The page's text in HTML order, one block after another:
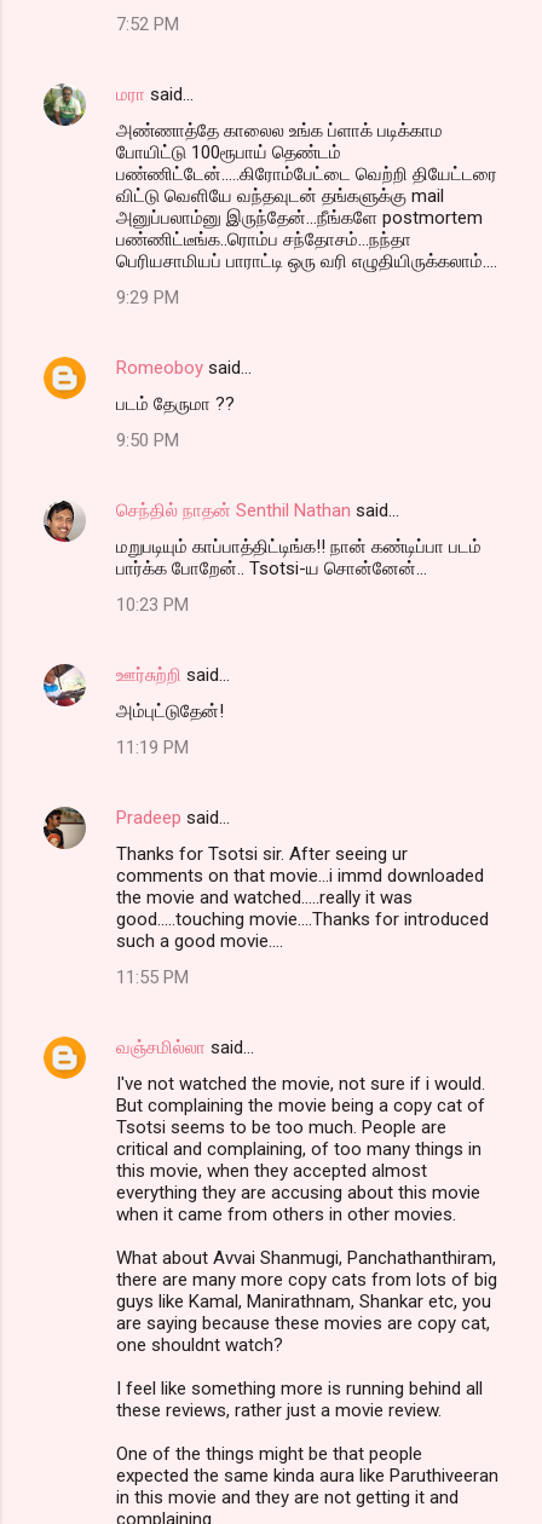
7:52 PM
மரா said…
அண்ணாத்தே காலைல உங்க ப்ளாக் படிக்காம
போயிட்டு 100ரூபாய் தெண்டம்
பண்ணிட்டேன்.....கிரோம்பேட்டை வெற்றி தியேட்டரை
விட்டு வெளியே வந்தவுடன் தங்களுக்கு mail
அனுப்பலாம்னு இருந்தேன்...நீங்களே postmortem
பண்ணிட்டீங்க..ரொம்ப சந்தோசம்...நந்தா
பெரியசாமியப் பாராட்டி ஒரு வரி எழுதியிருக்கலாம்....
9:29 PM
Romeoboy said…
படம் தேருமா ??
9:50 PM
செந்தில் நாதன் Senthil Nathan said…
மறுபடியும் காப்பாத்திட்டிங்க!! நான் கண்டிப்பா படம்
பார்க்க போறேன்.. Tsotsi-ய சொன்னேன்...
10:23 PM
ஊர்சுற்றி said…
அம்புட்டுதேன்!
11:19 PM
Pradeep said…
Thanks for Tsotsi sir. After seeing ur
comments on that movie...i immd downloaded
the movie and watched.....really it was
good.....touching movie....Thanks for introduced
such a good movie....
11:55 PM
வஞ்சமில்லா said…
I've not watched the movie, not sure if i would.
But complaining the movie being a copy cat of
Tsotsi seems to be too much. People are
critical and complaining, of too many things in
this movie, when they accepted almost
everything they are accusing about this movie
when it came from others in other movies.
What about Avvai Shanmugi, Panchathanthiram,
there are many more copy cats from lots of big
guys like Kamal, Manirathnam, Shankar etc, you
are saying because these movies are copy cat,
one shouldnt watch?
I feel like something more is running behind all
these reviews, rather just a movie review.
One of the things might be that people
expected the same kinda aura like Paruthiveeran
in this movie and they are not getting it and
complaining.